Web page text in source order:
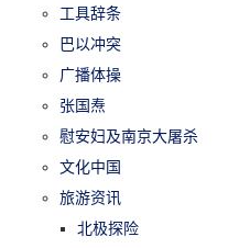
工具辞条
巴以冲突
广播体操
张国焘
慰安妇及南京大屠杀
文化中国
旅游资讯
北极探险